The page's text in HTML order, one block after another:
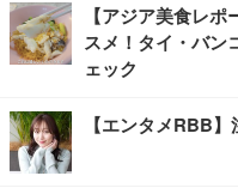
【アジア美食レ
スメ！タイ・バン
ェック
【エンタメRBB